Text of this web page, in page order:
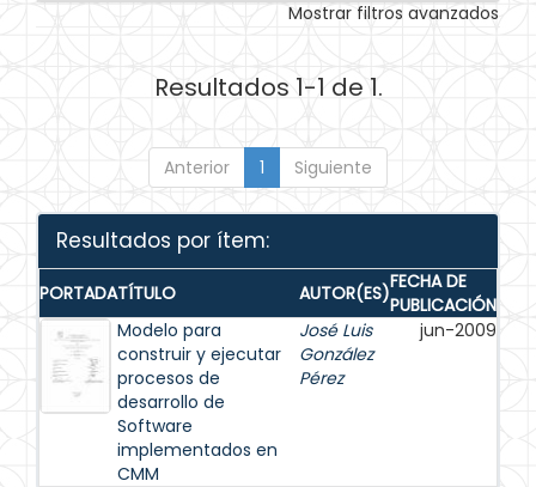
Mostrar filtros avanzados
Resultados 1-1 de 1.
Anterior 1 Siguiente
Resultados por ítem:
PORTADATÍTULO AUTOR(ES)FECHA DE
PUBLICACIÓN
Modelo para
construir y ejecutar
procesos de
desarrollo de
Software
implementados en
CMM
José Luis
González
Pérez
jun-2009